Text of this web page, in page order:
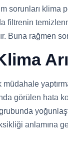
klima
filtrenin
Buna rağmen
müdahale
görülen hata
anlamına